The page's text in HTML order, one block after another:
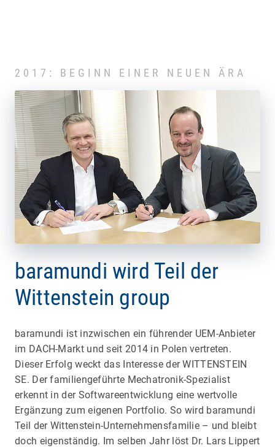
2017: BEGINN EINER NEUEN ÄRA
baramundi wird Teil der
Wittenstein group
baramundi ist inzwischen ein führender UEM-Anbieter
im DACH-Markt und seit 2014 in Polen vertreten.
Dieser Erfolg weckt das Interesse der WITTENSTEIN
SE. Der familiengeführte Mechatronik-Spezialist
erkennt in der Softwareentwicklung eine wertvolle
Ergänzung zum eigenen Portfolio. So wird baramundi
Teil der Wittenstein-Unternehmensfamilie – und bleibt
doch eigenständig. Im selben Jahr löst Dr. Lars Lippert